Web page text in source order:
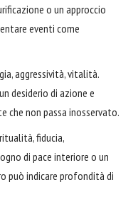
o un approccio
eventi come
aggressività, vitalità.
desiderio di azione e
che non passa inosservato.
fiducia,
di pace interiore o un
può indicare profondità di